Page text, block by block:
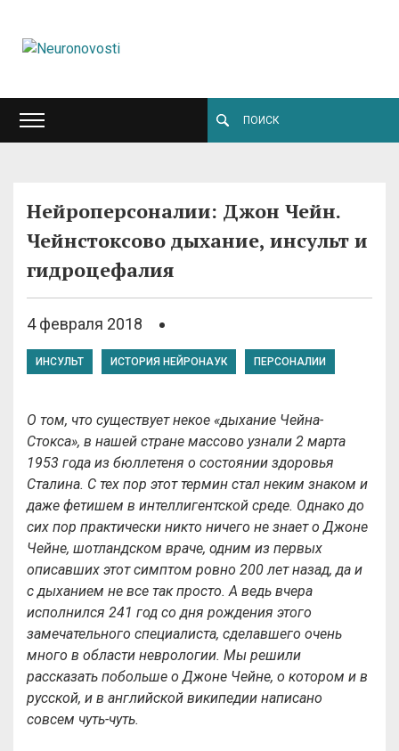
Нейроперсоналии: Джон Чейн.
Чейнстоксово дыхание, инсульт и
гидроцефалия
4 февраля 2018
ИНСУЛЬТ ИСТОРИЯ НЕЙРОНАУК ПЕРСОНАЛИИ
О том, что существует некое «дыхание Чейна-
Стокса», в нашей стране массово узнали 2 марта
1953 года из бюллетеня о состоянии здоровья
Сталина. С тех пор этот термин стал неким знаком и
даже фетишем в интеллигентской среде. Однако до
сих пор практически никто ничего не знает о Джоне
Чейне, шотландском враче, одним из первых
описавших этот симптом ровно 200 лет назад, да и
с дыханием не все так просто. А ведь вчера
исполнился 241 год со дня рождения этого
замечательного специалиста, сделавшего очень
много в области неврологии. Мы решили
рассказать побольше о Джоне Чейне, о котором и в
русской, и в английской википедии написано
совсем чуть-чуть.